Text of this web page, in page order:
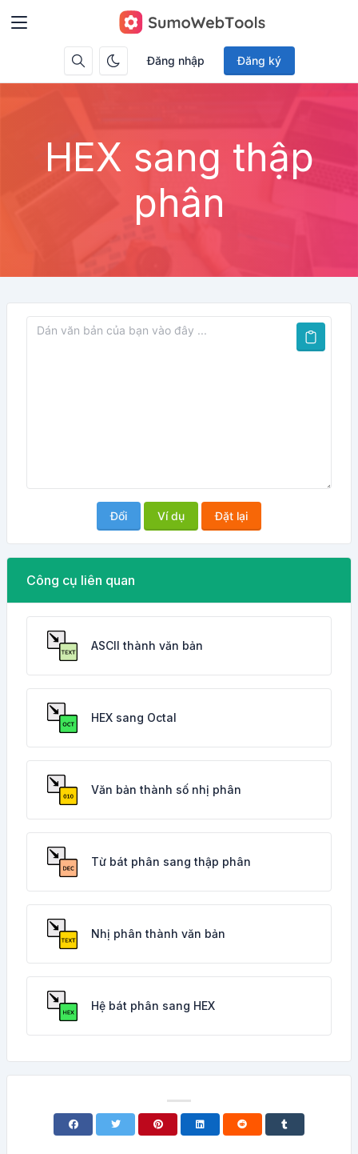
Đăng nhập Đăng ký
HEX sang thập
phân
Đổi Ví dụ Đặt lại
Công cụ liên quan
ASCII thành văn bản
HEX sang Octal
Văn bản thành số nhị phân
Từ bát phân sang thập phân
Nhị phân thành văn bản
Hệ bát phân sang HEX